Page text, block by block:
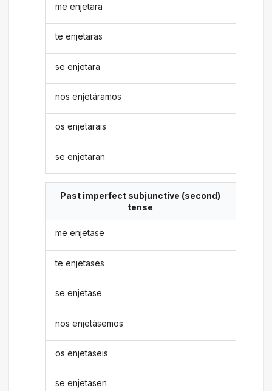
me enjetara
te enjetaras
se enjetara
nos enjetáramos
os enjetarais
se enjetaran
Past imperfect subjunctive (second)
tense
me enjetase
te enjetases
se enjetase
nos enjetásemos
os enjetaseis
se enjetasen